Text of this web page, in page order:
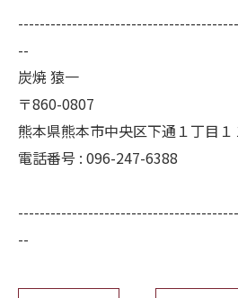
--
炭焼 猿一
〒860-0807
熊本県熊本市中央区下通１丁目１
電話番号 : 096-247-6388
--